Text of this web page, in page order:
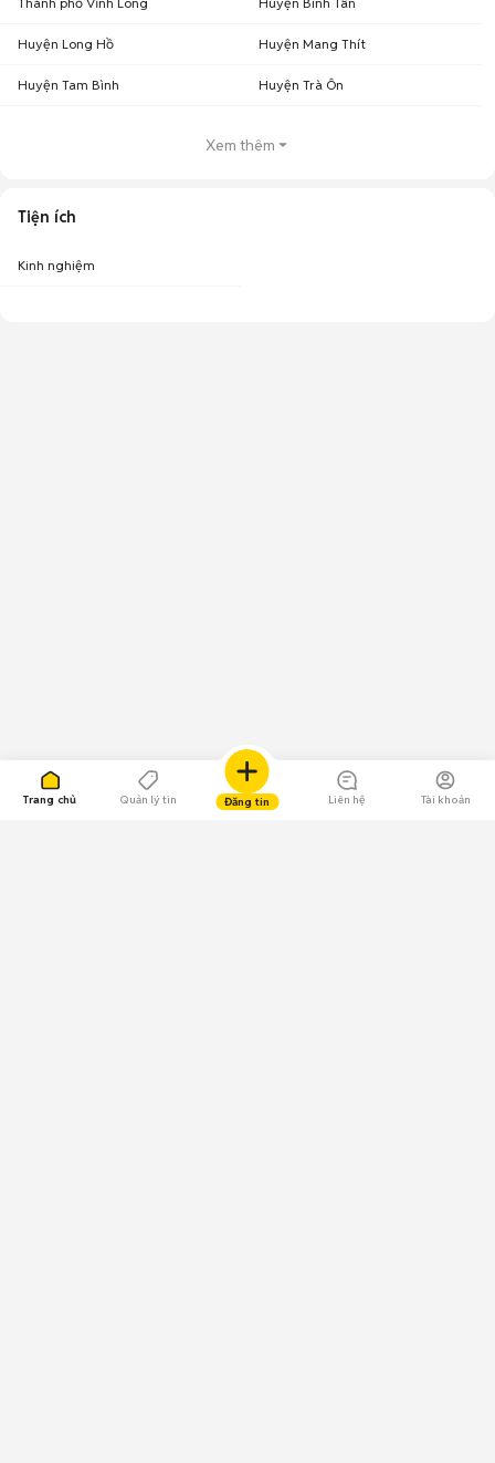
Trang chủ Quản lý tin Đăng tin Liên hệ Tài khoản
Huyện Long Hồ Huyện Mang Thít
Huyện Tam Bình Huyện Trà Ôn
Xem thêm
Tiện ích
Kinh nghiệm